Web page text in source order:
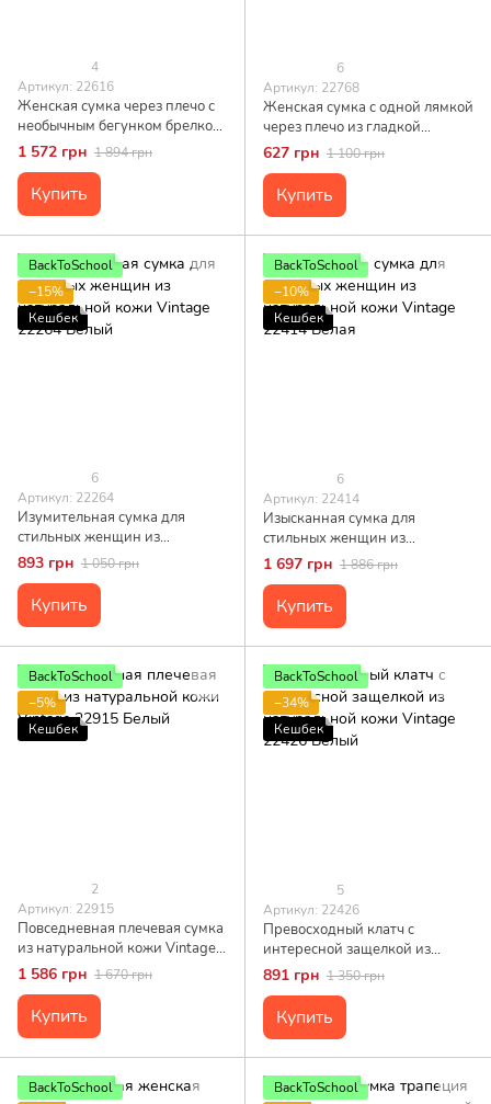
4
Артикул: 22616
Женская сумка через плечо с
необычным бегунком брелком
из натуральной кожи Vintage
22616 Белая
1 572 грн 1 894 грн
Купить
6
Артикул: 22768
Женская сумка с одной лямкой
через плечо из гладкой
экокожи Vintage 22768 Белый
627 грн 1 100 грн
Купить
BackToSchool
−15%
Кешбек
6
Артикул: 22264
Изумительная сумка для
стильных женщин из
натуральной кожи Vintage
22264 Белый
893 грн 1 050 грн
Купить
BackToSchool
−10%
Кешбек
6
Артикул: 22414
Изысканная сумка для
стильных женщин из
натуральной кожи Vintage
22414 Белая
1 697 грн 1 886 грн
Купить
BackToSchool
−5%
Кешбек
2
Артикул: 22915
Повседневная плечевая сумка
из натуральной кожи Vintage
22915 Белый
1 586 грн 1 670 грн
Купить
BackToSchool
−34%
Кешбек
5
Артикул: 22426
Превосходный клатч с
интересной защелкой из
натуральной кожи Vintage
22426 Белый
891 грн 1 350 грн
Купить
BackToSchool
BackToSchool